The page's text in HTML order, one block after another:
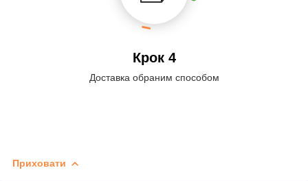
Крок 4
Доставка обраним способом
Приховати